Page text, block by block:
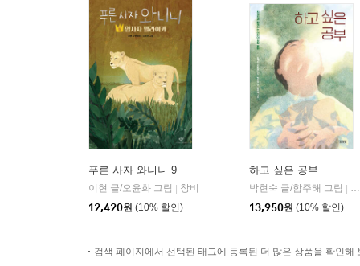
푸른 사자 와니니 9
이현 글/오윤화 그림
창비
12,420원 (10% 할인)
하고 싶은 공부
박현숙 글/함주해 그림
13,950원 (10% 할인)
검색 페이지에서 선택된 태그에 등록된 더 많은 상품을 확인해